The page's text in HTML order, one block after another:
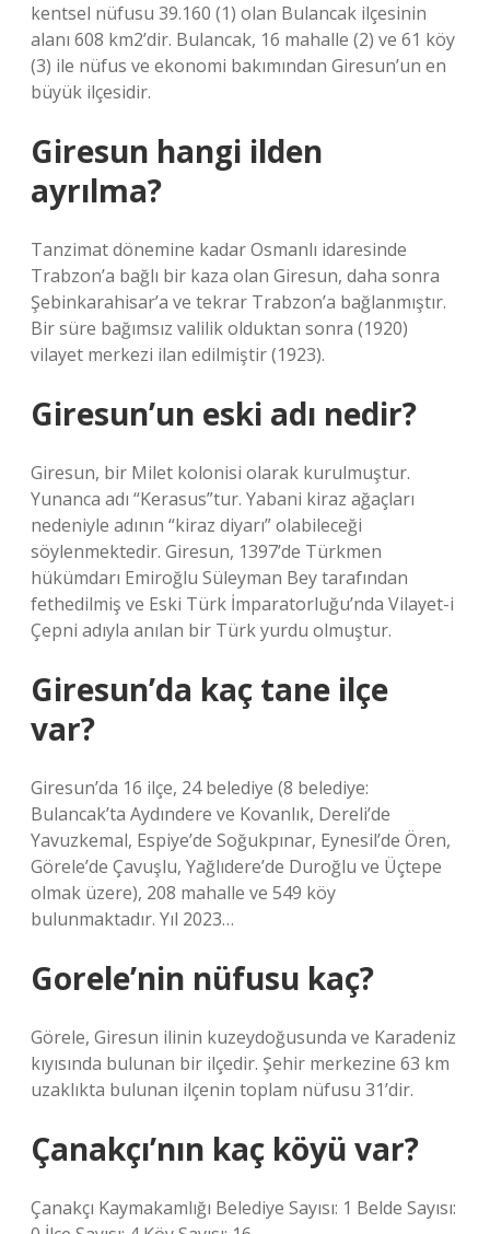
kentsel nüfusu 39.160 (1) olan Bulancak ilçesinin
alanı 608 km2’dir. Bulancak, 16 mahalle (2) ve 61 köy
(3) ile nüfus ve ekonomi bakımından Giresun’un en
büyük ilçesidir.
Giresun hangi ilden
ayrılma?
Tanzimat dönemine kadar Osmanlı idaresinde
Trabzon’a bağlı bir kaza olan Giresun, daha sonra
Şebinkarahisar’a ve tekrar Trabzon’a bağlanmıştır.
Bir süre bağımsız valilik olduktan sonra (1920)
vilayet merkezi ilan edilmiştir (1923).
Giresun’un eski adı nedir?
Giresun, bir Milet kolonisi olarak kurulmuştur.
Yunanca adı “Kerasus”tur. Yabani kiraz ağaçları
nedeniyle adının “kiraz diyarı” olabileceği
söylenmektedir. Giresun, 1397’de Türkmen
hükümdarı Emiroğlu Süleyman Bey tarafından
fethedilmiş ve Eski Türk İmparatorluğu’nda Vilayet-i
Çepni adıyla anılan bir Türk yurdu olmuştur.
Giresun’da kaç tane ilçe
var?
Giresun’da 16 ilçe, 24 belediye (8 belediye:
Bulancak’ta Aydındere ve Kovanlık, Dereli’de
Yavuzkemal, Espiye’de Soğukpınar, Eynesil’de Ören,
Görele’de Çavuşlu, Yağlıdere’de Duroğlu ve Üçtepe
olmak üzere), 208 mahalle ve 549 köy
bulunmaktadır. Yıl 2023…
Gorele’nin nüfusu kaç?
Görele, Giresun ilinin kuzeydoğusunda ve Karadeniz
kıyısında bulunan bir ilçedir. Şehir merkezine 63 km
uzaklıkta bulunan ilçenin toplam nüfusu 31’dir.
Çanakçı’nın kaç köyü var?
Çanakçı Kaymakamlığı Belediye Sayısı: 1 Belde Sayısı: